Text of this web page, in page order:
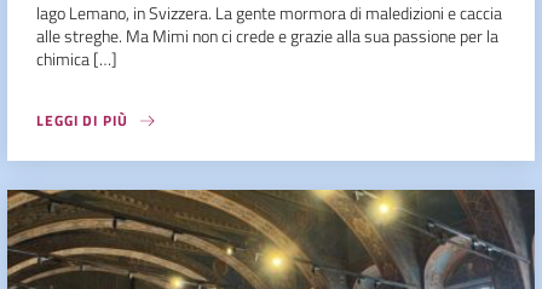
lago Lemano, in Svizzera. La gente mormora di maledizioni e caccia
alle streghe. Ma Mimi non ci crede e grazie alla sua passione per la
chimica […]
LEGGI DI PIÙ